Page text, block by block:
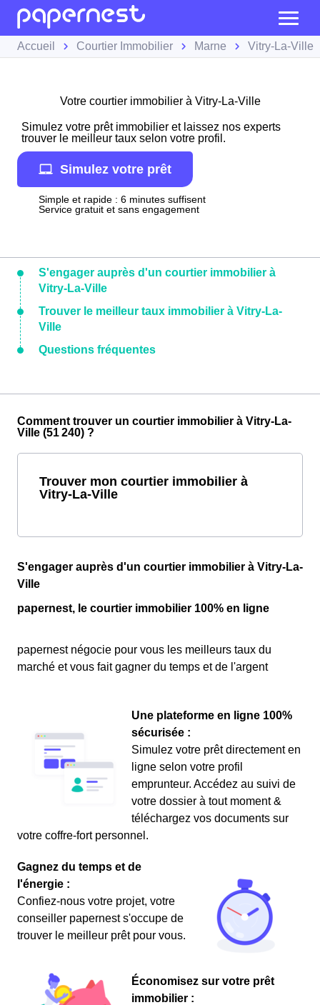
Accueil Courtier Immobilier Marne Vitry-La-Ville
Votre courtier immobilier à Vitry-La-Ville
Simulez votre prêt immobilier et laissez nos experts
trouver le meilleur taux selon votre profil.
Simulez votre prêt
Simple et rapide : 6 minutes suffisent
Service gratuit et sans engagement
S'engager auprès d'un courtier immobilier à
Vitry-La-Ville
Trouver le meilleur taux immobilier à Vitry-La-
Ville
Questions fréquentes
Comment trouver un courtier immobilier à Vitry-La-
Ville (51 240) ?
Trouver mon courtier immobilier à
Vitry-La-Ville
S'engager auprès d'un courtier immobilier à Vitry-La-
Ville
papernest, le courtier immobilier 100% en ligne
papernest négocie pour vous les meilleurs taux du
marché et vous fait gagner du temps et de l'argent
Une plateforme en ligne 100%
sécurisée :
Simulez votre prêt directement en
ligne selon votre profil
emprunteur. Accédez au suivi de
votre dossier à tout moment &
téléchargez vos documents sur
votre coffre-fort personnel.
Gagnez du temps et de
l'énergie :
Confiez-nous votre projet, votre
conseiller papernest s'occupe de
trouver le meilleur prêt pour vous.
Économisez sur votre prêt
immobilier :